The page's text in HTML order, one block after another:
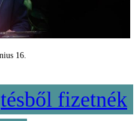
16.
fizetnék